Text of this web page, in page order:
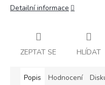
Detailní informace
ZEPTAT SE HLÍDAT
Popis Hodnocení